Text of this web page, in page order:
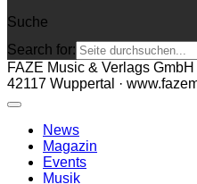
Suche
Search for:
FAZE Music & Verlags GmbH
42117 Wuppertal ·
News
Magazin
Events
Musik